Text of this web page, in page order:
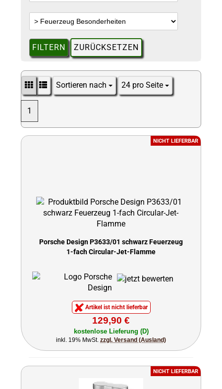
FILTERN ZURÜCKSETZEN
Sortieren nach
Sortieren nach 24 pro Seite
pro Seite
1
NICHT LIEFERBAR
Porsche Design P3633/01 schwarz Feuerzeug
1-fach Circular-Jet-Flamme
Artikel ist nicht lieferbar
129,90 €
kostenlose Lieferung (D)
inkl. 19% MwSt. zzgl. Versand (Ausland)
NICHT LIEFERBAR